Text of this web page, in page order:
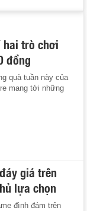
hai trò chơi
đồng
quà tuần này của
mang tới những
giá trên
lựa chọn
đình đám trên